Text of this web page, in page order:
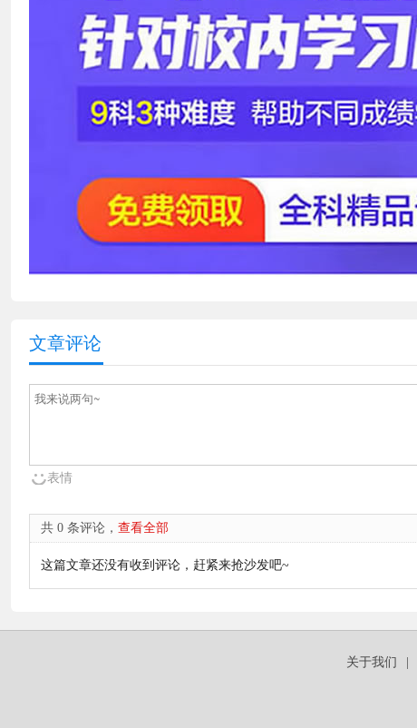
文章评论
表情
共 0 条评论， 查看全部
这篇文章还没有收到评论，赶紧来抢沙发吧~
关于我们